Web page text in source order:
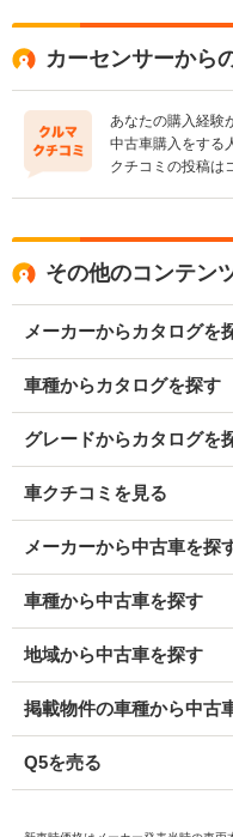
カーセンサーから
あなたの購入経験
中古車購入をする
クチコミの投稿は
その他のコンテン
メーカーからカタログを
車種からカタログを探す
グレードからカタログを
車クチコミを見る
メーカーから中古車を探
車種から中古車を探す
地域から中古車を探す
掲載物件の車種から中古
Q5を売る